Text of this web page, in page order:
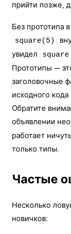
прийти позже,
Без прототипа
square(5)
увидел
square
Прототипы —
заголовочные
исходного
Обратите
объявлении
работает
только типы.
Частые
Несколько
новичков: